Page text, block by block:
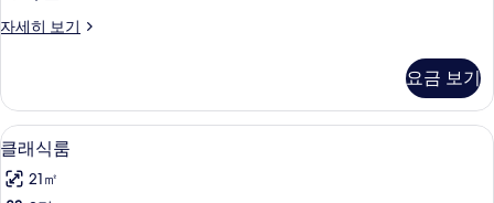
룸
사
모
두
보
기
자세히 보기
클
블
룸
자
히
요금 보기
클
래
식
클래식룸 | 미니바, 객실 내 금고, 책상,
4
클래식룸
21㎡